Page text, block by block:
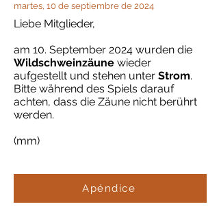
martes, 10 de septiembre de 2024
Liebe Mitglieder,
am 10. September 2024 wurden die
Wildschweinzäune wieder
aufgestellt und stehen unter Strom.
Bitte während des Spiels darauf
achten, dass die Zäune nicht berührt
werden.
(mm)
Apéndice